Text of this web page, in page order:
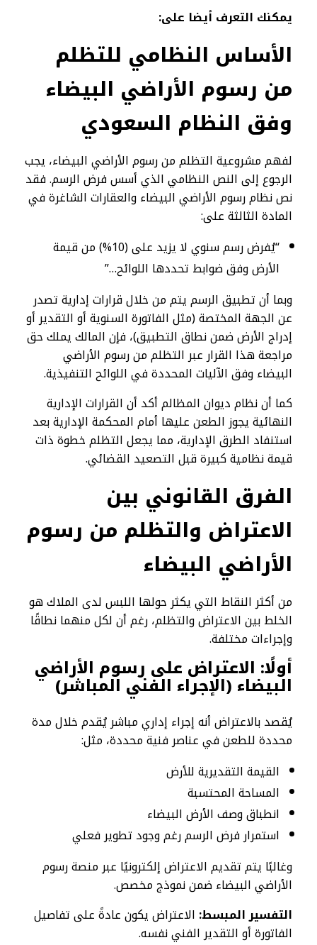
يمكنك التعرف أيضا على:
الأساس النظامي للتظلم
من رسوم الأراضي البيضاء
وفق النظام السعودي
لفهم مشروعية التظلم من رسوم الأراضي البيضاء، يجب
الرجوع إلى النص النظامي الذي أسس فرض الرسم. فقد
نص نظام رسوم الأراضي البيضاء والعقارات الشاغرة في
المادة الثالثة على:
“يُفرض رسم سنوي لا يزيد على (10%) من قيمة
الأرض وفق ضوابط تحددها اللوائح…”
وبما أن تطبيق الرسم يتم من خلال قرارات إدارية تصدر
عن الجهة المختصة (مثل الفاتورة السنوية أو التقدير أو
إدراج الأرض ضمن نطاق التطبيق)، فإن المالك يملك حق
مراجعة هذا القرار عبر التظلم من رسوم الأراضي
البيضاء وفق الآليات المحددة في اللوائح التنفيذية.
كما أن نظام ديوان المظالم أكد أن القرارات الإدارية
النهائية يجوز الطعن عليها أمام المحكمة الإدارية بعد
استنفاد الطرق الإدارية، مما يجعل التظلم خطوة ذات
قيمة نظامية كبيرة قبل التصعيد القضائي.
الفرق القانوني بين
الاعتراض والتظلم من رسوم
الأراضي البيضاء
من أكثر النقاط التي يكثر حولها اللبس لدى الملاك هو
الخلط بين الاعتراض والتظلم، رغم أن لكل منهما نطاقًا
وإجراءات مختلفة.
أولًا: الاعتراض على رسوم الأراضي
البيضاء (الإجراء الفني المباشر)
يُقصد بالاعتراض أنه إجراء إداري مباشر يُقدم خلال مدة
محددة للطعن في عناصر فنية محددة، مثل:
القيمة التقديرية للأرض
المساحة المحتسبة
انطباق وصف الأرض البيضاء
استمرار فرض الرسم رغم وجود تطوير فعلي
وغالبًا يتم تقديم الاعتراض إلكترونيًا عبر منصة رسوم
الأراضي البيضاء ضمن نموذج مخصص.
التفسير المبسط: الاعتراض يكون عادةً على تفاصيل
الفاتورة أو التقدير الفني نفسه.